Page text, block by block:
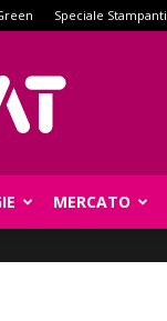
Speciale Stampanti
MERCATO